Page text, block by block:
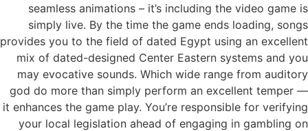
seamless animations – it’s including the video game is
simply live. By the time the game ends loading, songs
provides you to the field of dated Egypt using an excellent
mix of dated-designed Center Eastern systems and you
may evocative sounds. Which wide range from auditory
god do more than simply perform an excellent temper —
it enhances the game play. You’re responsible for verifying
your local legislation ahead of engaging in gambling on